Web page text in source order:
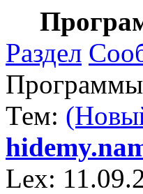
Раздел
Программы
Тем:
Lex: